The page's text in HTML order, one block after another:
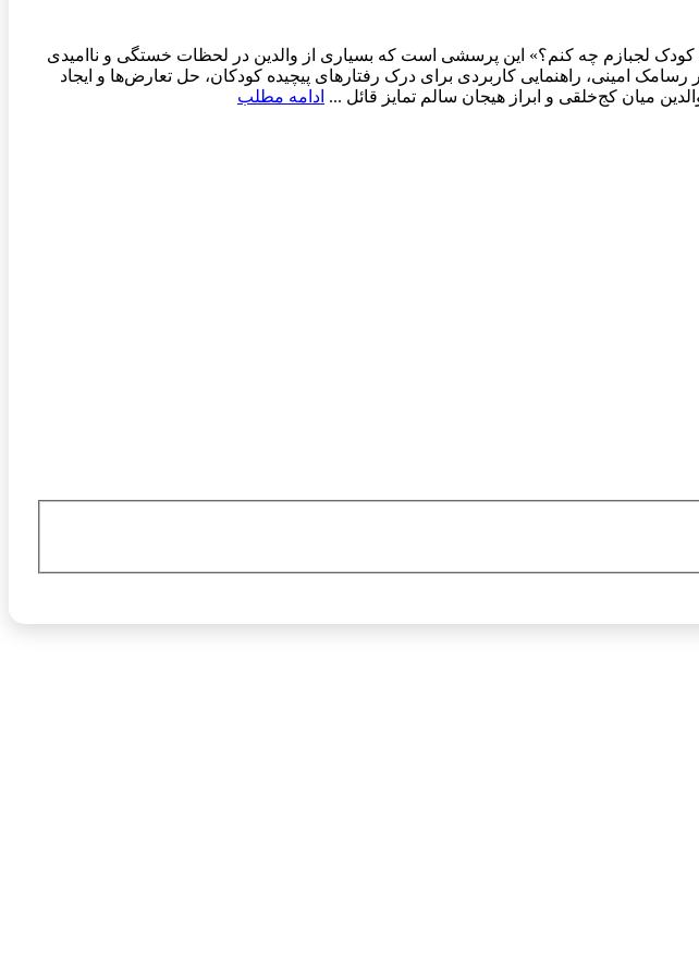
کودک لجبازم چه کنم؟» این پرسشی است که بسیاری از والدین در لحظات خستگی و ناامیدی
امینی، راهنمایی کاربردی برای درک رفتارهای پیچیده کودکان، حل تعارض‌ها و ایجاد
میان کج‌خلقی و ابراز هیجان سالم تمایز قائل ... ادامه مطلب